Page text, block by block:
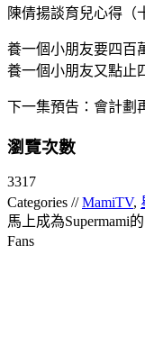
陳倩揚談育兒心得（
養一個小朋友要四百
養一個小朋友又點止
下一集預告：會計劃
瀏覽次數
3317
Categories //MamiTV,
馬上成為Supermami的
Fans